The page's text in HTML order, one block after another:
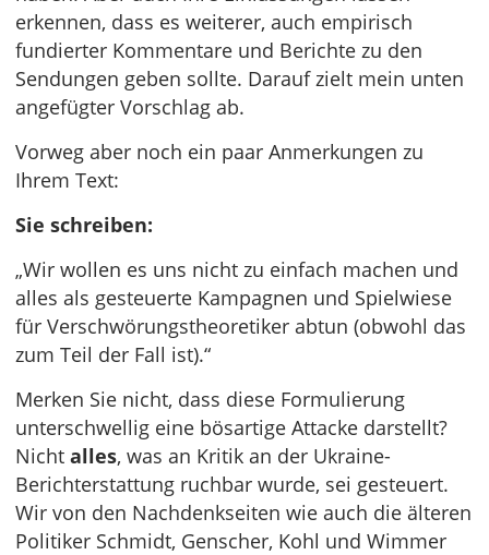
erkennen, dass es weiterer, auch empirisch
fundierter Kommentare und Berichte zu den
Sendungen geben sollte. Darauf zielt mein unten
angefügter Vorschlag ab.
Vorweg aber noch ein paar Anmerkungen zu
Ihrem Text:
Sie schreiben:
„Wir wollen es uns nicht zu einfach machen und
alles als gesteuerte Kampagnen und Spielwiese
für Verschwörungstheoretiker abtun (obwohl das
zum Teil der Fall ist).“
Merken Sie nicht, dass diese Formulierung
unterschwellig eine bösartige Attacke darstellt?
Nicht alles, was an Kritik an der Ukraine-
Berichterstattung ruchbar wurde, sei gesteuert.
Wir von den Nachdenkseiten wie auch die älteren
Politiker Schmidt, Genscher, Kohl und Wimmer